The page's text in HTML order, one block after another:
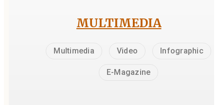
MULTIMEDIA
Multimedia Video Infographic
E-Magazine